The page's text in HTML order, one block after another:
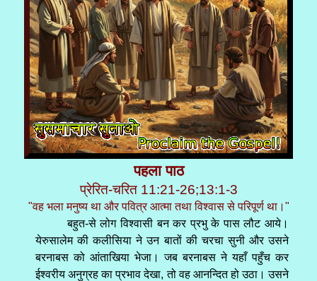
पहला पाठ
प्रेरित-चरित 11:21-26;13:1-3
"वह भला मनुष्य था और पवित्र आत्मा तथा विश्वास से परिपूर्ण था।"
बहुत-से लोग विश्वासी बन कर प्रभु के पास लौट आये।
येरुसालेम की कलीसिया ने उन बातों की चरचा सुनी और उसने
बरनाबस को आंताखिया भेजा। जब बरनाबस ने यहाँ पहुँच कर
ईश्वरीय अनुग्रह का प्रभाव देखा, तो वह आनन्दित हो उठा। उसने